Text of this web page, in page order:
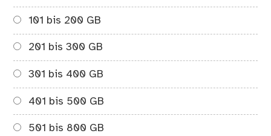
101 bis 200 GB
201 bis 300 GB
301 bis 400 GB
401 bis 500 GB
501 bis 800 GB